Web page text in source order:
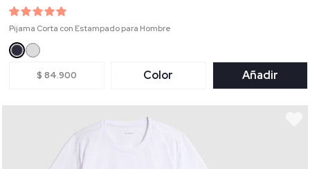
Pijama Corta con Estampado para Hombre
$ 84.900 Color Añadir